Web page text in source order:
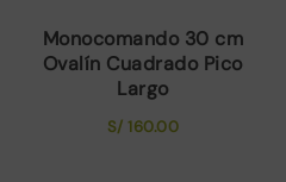
Monocomando 30 cm
Ovalín Cuadrado Pico
Largo
S/ 160.00